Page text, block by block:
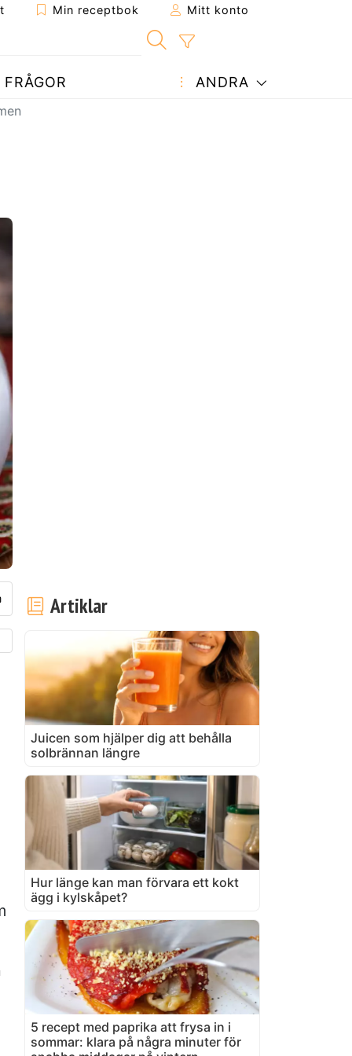
Min receptbok Mitt konto
FRÅGOR ANDRA
Artiklar
Juicen som hjälper dig att behålla
solbrännan längre
Hur länge kan man förvara ett kokt
ägg i kylskåpet?
5 recept med paprika att frysa in i
sommar: klara på några minuter för